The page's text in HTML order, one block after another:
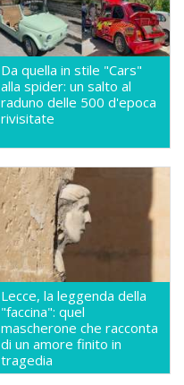
Da quella in stile "Cars"
alla spider: un salto al
raduno delle 500 d'epoca
rivisitate
Lecce, la leggenda della
"faccina": quel
mascherone che racconta
di un amore finito in
tragedia